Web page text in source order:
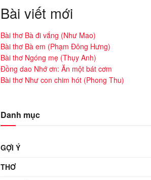
Bài viết mới
Bài thơ Bà đi vắng (Như Mao)
Bài thơ Bà em (Phạm Đông Hưng)
Bài thơ Ngóng mẹ (Thụy Anh)
Đồng dao Nhớ ơn: Ăn một bát cơm
Bài thơ Như con chim hót (Phong Thu)
Danh mục
GỢI Ý
THƠ